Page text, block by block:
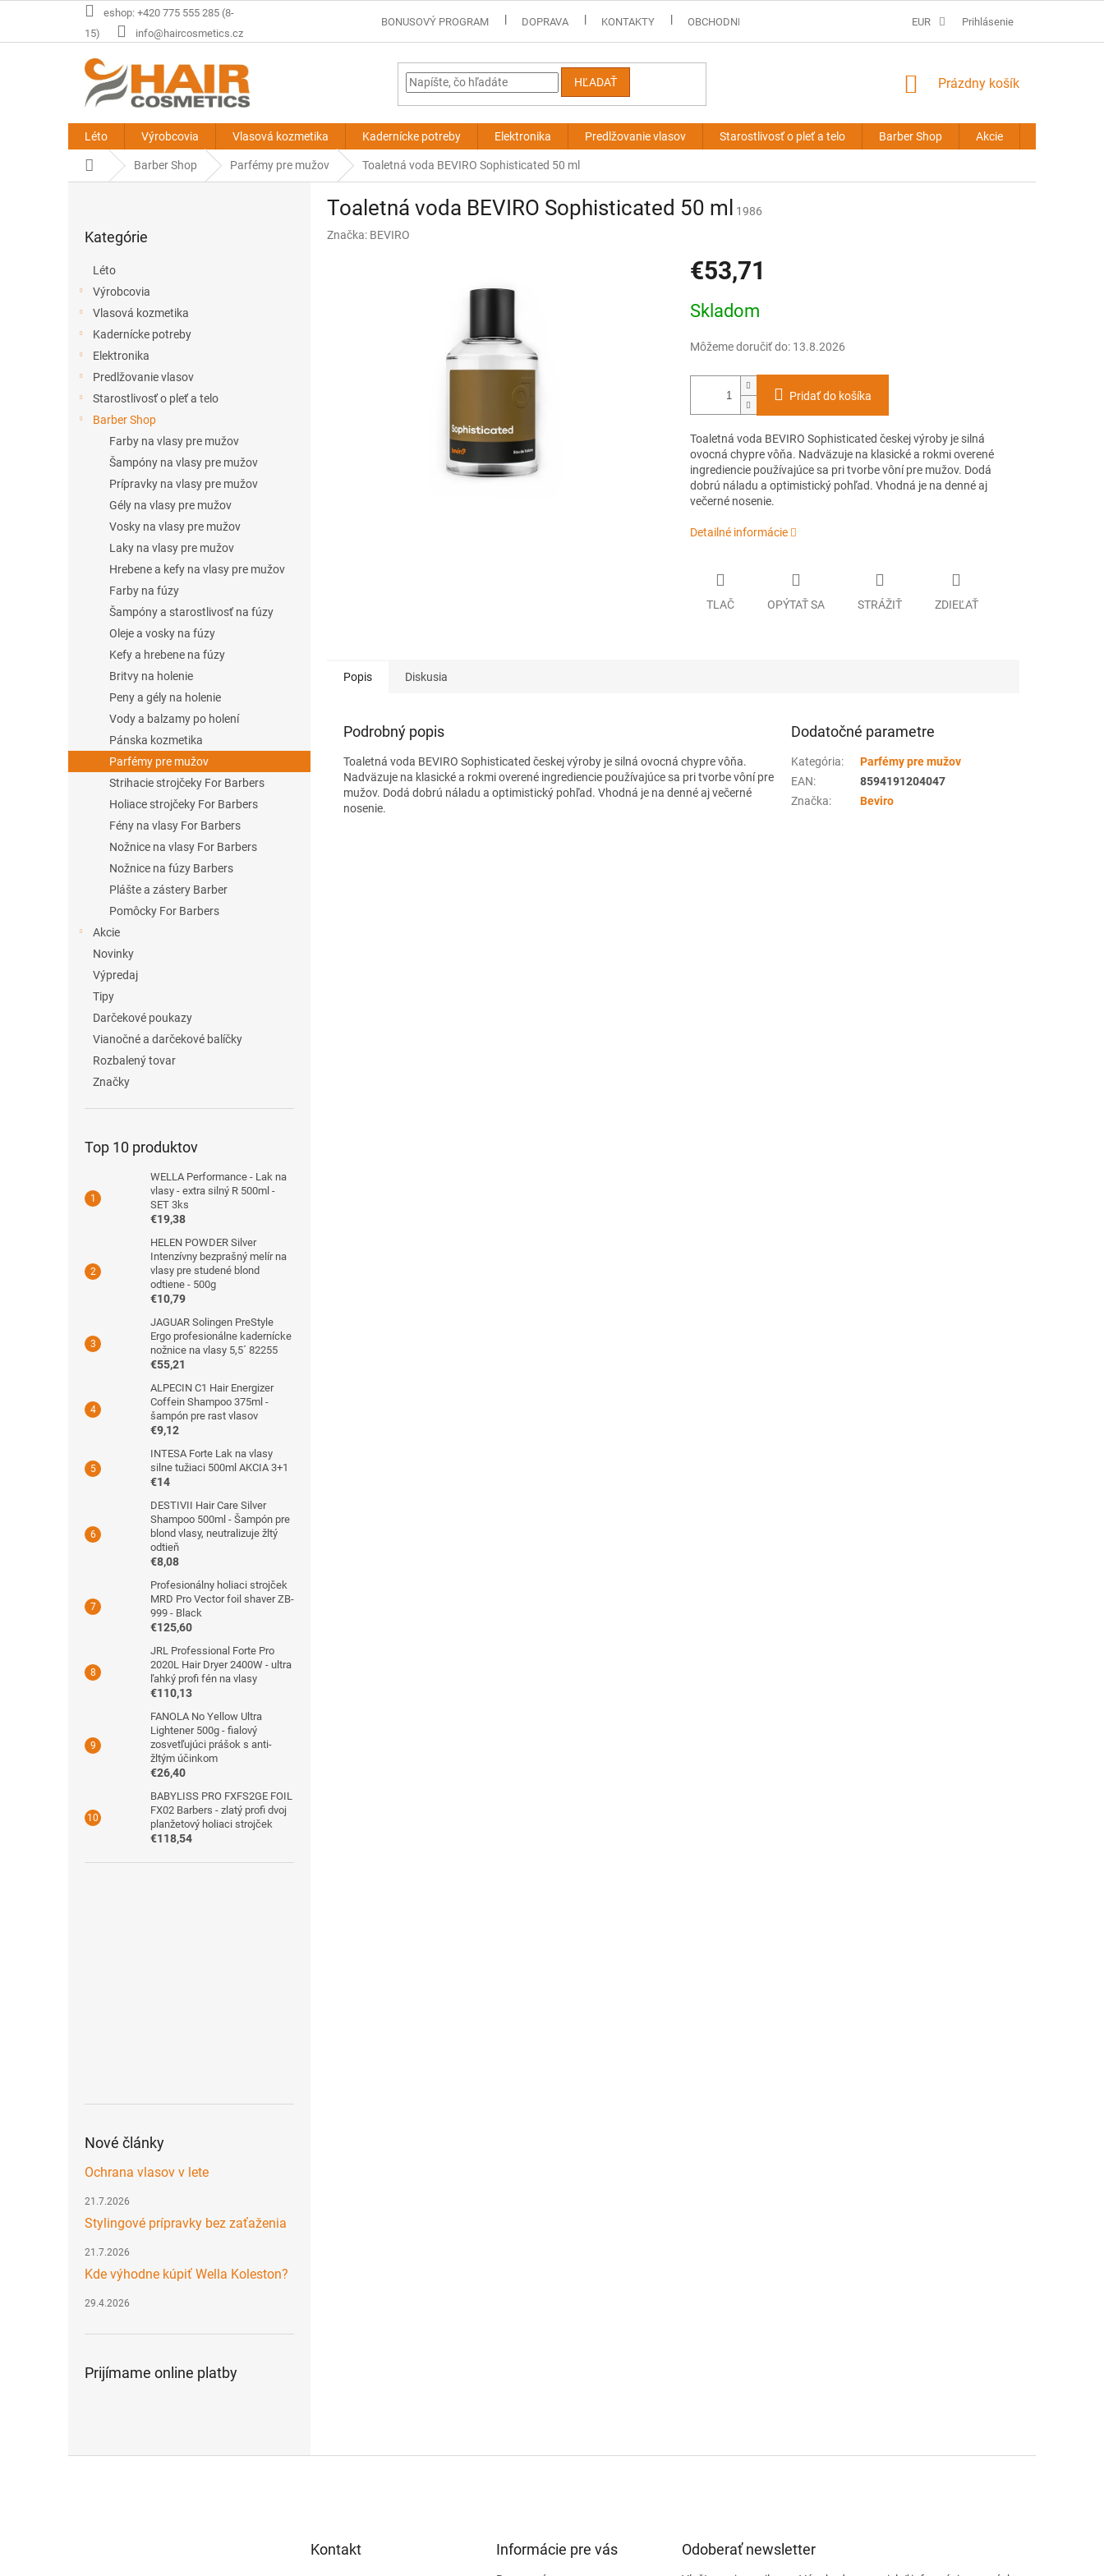
eshop: +420 775 555 285 (8-
15)
info@haircosmetics.cz
BONUSOVÝ PROGRAM DOPRAVA KONTAKTY OBCHODNÉ PODMIENKY PREDLŽOVANIE VLASOV - OBCHODNÉ PODMIENKY
EUR Prihlásenie
HĽADAŤ
NÁKUPNÝ
Prázdny košík
Léto Výrobcovia Vlasová kozmetika Kadernícke potreby Elektronika Predlžovanie vlasov Starostlivosť o pleť a telo Barber Shop Akcie
DomovBarber Shop Parfémy pre mužov Toaletná voda BEVIRO Sophisticated 50 ml
kategórie
Kategórie
Léto
Výrobcovia
Vlasová kozmetika
Kadernícke potreby
Elektronika
Predlžovanie vlasov
Starostlivosť o pleť a telo
Barber Shop
Farby na vlasy pre mužov
Šampóny na vlasy pre mužov
Prípravky na vlasy pre mužov
Gély na vlasy pre mužov
Vosky na vlasy pre mužov
Laky na vlasy pre mužov
Hrebene a kefy na vlasy pre mužov
Farby na fúzy
Šampóny a starostlivosť na fúzy
Oleje a vosky na fúzy
Kefy a hrebene na fúzy
Britvy na holenie
Peny a gély na holenie
Vody a balzamy po holení
Pánska kozmetika
Parfémy pre mužov
Strihacie strojčeky For Barbers
Holiace strojčeky For Barbers
Fény na vlasy For Barbers
Nožnice na vlasy For Barbers
Nožnice na fúzy Barbers
Plášte a zástery Barber
Pomôcky For Barbers
Akcie
Novinky
Výpredaj
Tipy
Darčekové poukazy
Vianočné a darčekové balíčky
Rozbalený tovar
Značky
Top 10 produktov
WELLA Performance - Lak na
vlasy - extra silný R 500ml -
SET 3ks
€19,38
HELEN POWDER Silver
Intenzívny bezprašný melír na
vlasy pre studené blond
odtiene - 500g
€10,79
JAGUAR Solingen PreStyle
Ergo profesionálne kadernícke
nožnice na vlasy 5,5´ 82255
€55,21
ALPECIN C1 Hair Energizer
Coffein Shampoo 375ml -
šampón pre rast vlasov
€9,12
INTESA Forte Lak na vlasy
silne tužiaci 500ml AKCIA 3+1
€14
DESTIVII Hair Care Silver
Shampoo 500ml - Šampón pre
blond vlasy, neutralizuje žltý
odtieň
€8,08
Profesionálny holiaci strojček
MRD Pro Vector foil shaver ZB-
999 - Black
€125,60
JRL Professional Forte Pro
2020L Hair Dryer 2400W - ultra
ľahký profi fén na vlasy
€110,13
FANOLA No Yellow Ultra
Lightener 500g - fialový
zosvetľujúci prášok s anti-
žltým účinkom
€26,40
BABYLISS PRO FXFS2GE FOIL
FX02 Barbers - zlatý profi dvoj
planžetový holiaci strojček
€118,54
Nové články
Ochrana vlasov v lete
21.7.2026
Stylingové prípravky bez zaťaženia
21.7.2026
Kde výhodne kúpiť Wella Koleston?
29.4.2026
Prijímame online platby
Toaletná voda BEVIRO Sophisticated 50 ml
1986
Značka: BEVIRO
€53,71
cena:
Skladom
Môžeme doručiť do: 13.8.2026
Pridať do košíka
Toaletná voda BEVIRO Sophisticated českej výroby je silná
ovocná chypre vôňa. Nadväzuje na klasické a rokmi overené
ingrediencie používajúce sa pri tvorbe vôní pre mužov. Dodá
dobrú náladu a optimistický pohľad. Vhodná je na denné aj
večerné nosenie.
Detailné informácie
TLAČ OPÝTAŤ SA STRÁŽIŤ ZDIEĽAŤ
Popis Diskusia
Podrobný popis
Toaletná voda BEVIRO Sophisticated českej výroby je silná ovocná chypre vôňa.
Nadväzuje na klasické a rokmi overené ingrediencie používajúce sa pri tvorbe vôní pre
mužov. Dodá dobrú náladu a optimistický pohľad. Vhodná je na denné aj večerné
nosenie.
Dodatočné parametre
Kategória:
Parfémy pre mužov
EAN:
8594191204047
Značka: Beviro
Kontakt Informácie pre vás Odoberať newsletter